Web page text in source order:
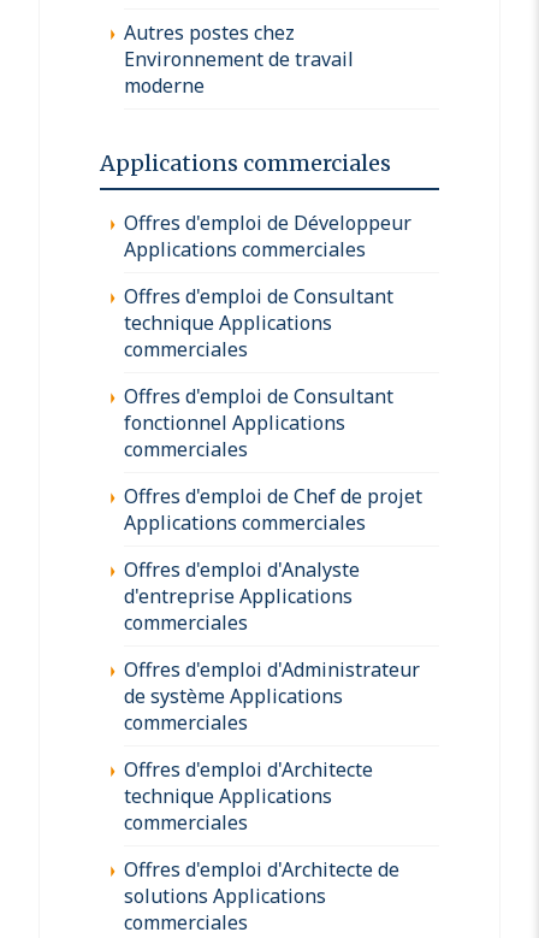
Autres postes chez
Environnement de travail
moderne
Applications commerciales
Offres d'emploi de Développeur
Applications commerciales
Offres d'emploi de Consultant
technique Applications
commerciales
Offres d'emploi de Consultant
fonctionnel Applications
commerciales
Offres d'emploi de Chef de projet
Applications commerciales
Offres d'emploi d'Analyste
d'entreprise Applications
commerciales
Offres d'emploi d'Administrateur
de système Applications
commerciales
Offres d'emploi d'Architecte
technique Applications
commerciales
Offres d'emploi d'Architecte de
solutions Applications
commerciales